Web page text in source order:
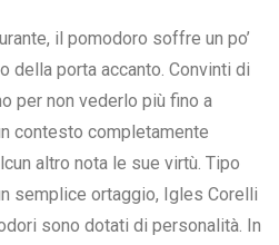
il pomodoro soffre un po’
della porta accanto. Convinti di
per non vederlo più fino a
contesto completamente
altro nota le sue virtù. Tipo
semplice ortaggio, Igles Corelli
sono dotati di personalità. In